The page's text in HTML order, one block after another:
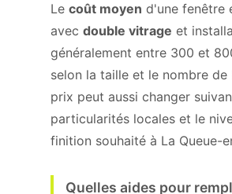
Le coût moyen d'une fenêtre
avec double vitrage et
généralement entre 300 et
selon la taille et le nombre de
prix peut aussi changer
particularités locales et le
finition souhaité à La Queue-
Quelles aides pour